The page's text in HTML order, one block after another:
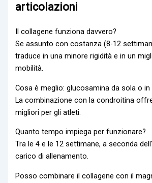
articolazioni
Il collagene funziona davvero?
Se assunto con costanza (8-12
traduce in una minore rigidità e in un
mobilità.
Cosa è meglio: glucosamina da sola o
La combinazione con la condroitina
migliori per gli atleti.
Quanto tempo impiega per funzionare?
Tra le 4 e le 12 settimane, a seconda
carico di allenamento.
Posso combinare il collagene con il